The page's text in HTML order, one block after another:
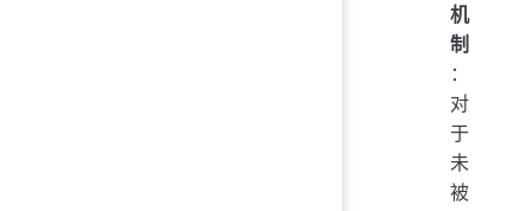
机
制
：
对
于
未
被